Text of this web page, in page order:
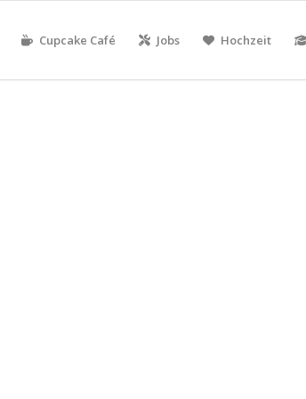
Cupcake Café Jobs Hochzeit